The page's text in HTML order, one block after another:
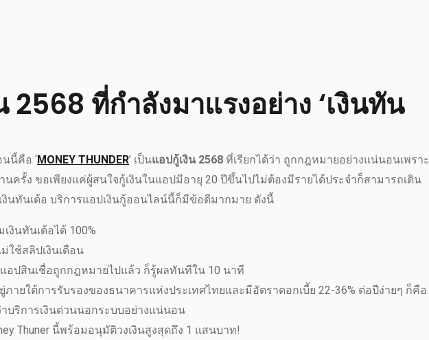
2568 ที่กำลังมาแรงอย่าง ‘เงินทัน
นี้คือ ‘MONEY THUNDER’ เป็นแอปกู้เงิน 2568 ที่เรียกได้ว่า ถูกกฎหมายอย่างแน่นอนเพราะ
ครั้ง ขอเพียงแค่ผู้สนใจกู้เงินในแอปมีอายุ 20 ปีขึ้นไปไม่ต้องมีรายได้ประจำก็สามารถเดิน
งินทันเด้อ บริการแอปเงินกู้ออนไลน์นี้ก็มีข้อดีมากมาย ดังนี้
งินทันเด้อได้ 100%
ใช้สลิปเงินเดือน
อปสินเชื่อถูกกฎหมายไปแล้ว ก็รู้ผลทันทีใน 10 นาที
ภายใต้การรับรองของธนาคารแห่งประเทศไทยและมีอัตราดอกเบี้ย 22-36% ต่อปีง่ายๆ ก็คือ
บริการเงินด่วนนอกระบบอย่างแน่นอน
Thuner นี้พร้อมอนุมัติวงเงินสูงสุดถึง 1 แสนบาท!